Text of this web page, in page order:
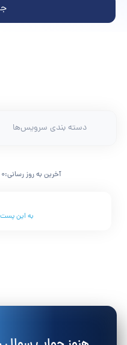
دسته بندی سرویس‌ها
آخرین به روز رسانی:0 نفر
به این پست